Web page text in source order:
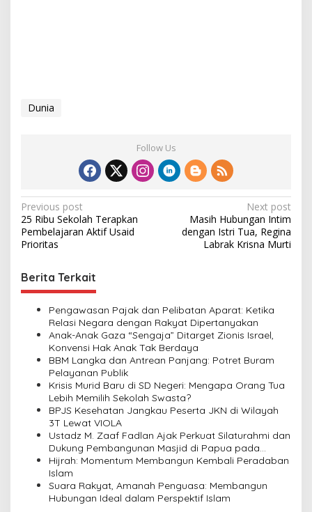
Dunia
Follow Us
P
o
s
t
n
Previous post
25 Ribu Sekolah Terapkan
Pembelajaran Aktif Usaid
Prioritas
Next post
Masih Hubungan Intim
dengan Istri Tua, Regina
Labrak Krisna Murti
Berita Terkait
Pengawasan Pajak dan Pelibatan Aparat: Ketika
Relasi Negara dengan Rakyat Dipertanyakan
Anak-Anak Gaza “Sengaja” Ditarget Zionis Israel,
Konvensi Hak Anak Tak Berdaya
BBM Langka dan Antrean Panjang: Potret Buram
Pelayanan Publik
Krisis Murid Baru di SD Negeri: Mengapa Orang Tua
Lebih Memilih Sekolah Swasta?
BPJS Kesehatan Jangkau Peserta JKN di Wilayah
3T Lewat VIOLA
Ustadz M. Zaaf Fadlan Ajak Perkuat Silaturahmi dan
Dukung Pembangunan Masjid di Papua pada
Pengajian Yayasan Alimbas Insan Cita
Hijrah: Momentum Membangun Kembali Peradaban
Islam
Suara Rakyat, Amanah Penguasa: Membangun
Hubungan Ideal dalam Perspektif Islam